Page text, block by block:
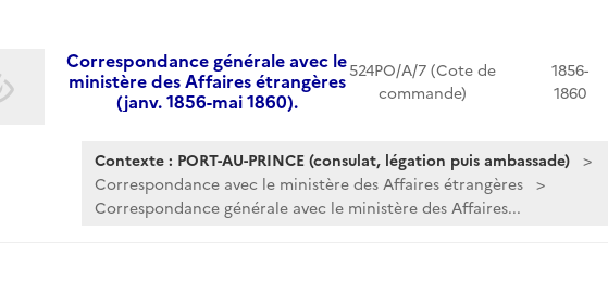
Correspondance générale avec le
ministère des Affaires étrangères
(janv. 1856-mai 1860).
524PO/A/7 (Cote de
commande)
1856-
1860
Contexte : PORT-AU-PRINCE (consulat, légation puis ambassade)
Correspondance avec le ministère des Affaires étrangères
Correspondance générale avec le ministère des Affaires...